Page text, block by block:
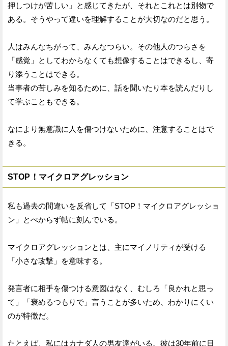
押しつけが苦しい」と感じてきたが、それとこれとは別物で
ある。そうやって違いを理解することが大切なのだと思う。
人はみんなちがって、みんなつらい。その他人のつらさを
「感覚」としてわからなくても想像することはできるし、寄
り添うことはできる。
当事者の苦しみを知るために、話を聞いたり本を読んだりし
て学ぶこともできる。
なにより無意識に人を傷つけないために、注意することはで
きる。
STOP！マイクロアグレッション
私も過去の間違いを反省して「STOP！マイクロアグレッショ
ン」とべからず帖に刻んでいる。
マイクロアグレッションとは、主にマイノリティが受ける
「小さな攻撃」を意味する。
発言者に相手を傷つける意図はなく、むしろ「良かれと思っ
て」「褒めるつもりで」言うことが多いため、わかりにくい
のが特徴だ。
たとえば、私にはカナダ人の男友達がいる。彼は30年前に日